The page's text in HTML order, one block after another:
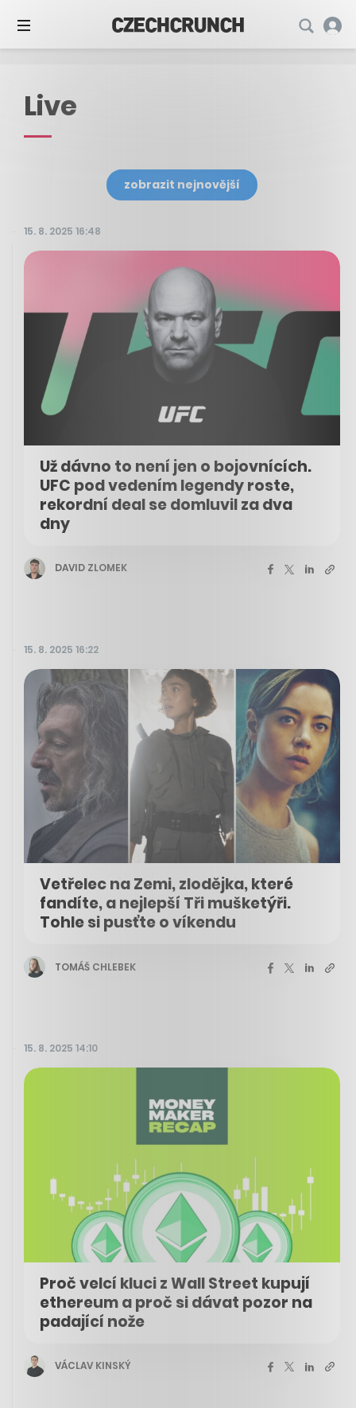
Live
zobrazit nejnovější
15. 8. 2025 16:48
Už dávno to není jen o bojovnících.
UFC pod vedením legendy roste,
rekordní deal se domluvil za dva
dny
DAVID ZLOMEK
15. 8. 2025 16:22
Vetřelec na Zemi, zlodějka, které
fandíte, a nejlepší Tři mušketýři.
Tohle si pusťte o víkendu
TOMÁŠ CHLEBEK
15. 8. 2025 14:10
Proč velcí kluci z Wall Street kupují
ethereum a proč si dávat pozor na
padající nože
VÁCLAV KINSKÝ